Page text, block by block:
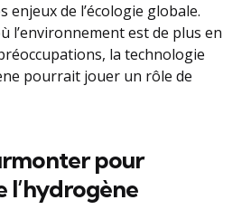
enjeux de l’écologie globale.
l’environnement est de plus en
la technologie
pourrait jouer un rôle de
pour
l’hydrogène